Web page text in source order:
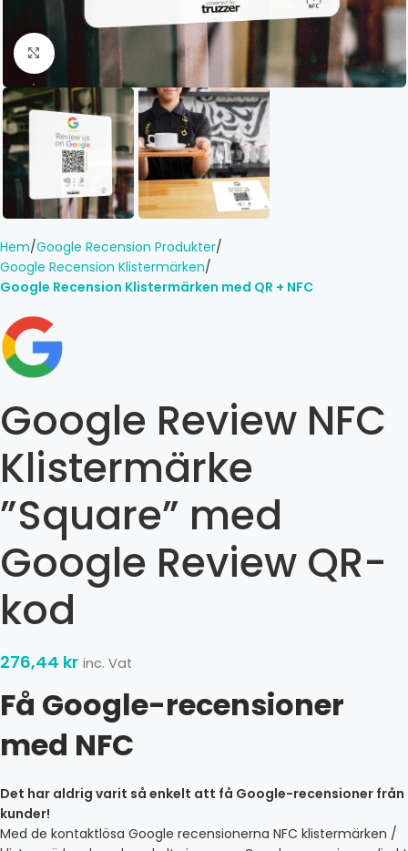
Click to enlarge
Hem Google Recension Produkter
Google Recension Klistermärken
Google Recension Klistermärken med QR + NFC
Google Review NFC
Klistermärke
”Square” med
Google Review QR-
kod
276,44 kr inc. Vat
Få Google-recensioner
med NFC
Det har aldrig varit så enkelt att få Google-recensioner från
kunder!
Med de kontaktlösa Google recensionerna NFC klistermärken /